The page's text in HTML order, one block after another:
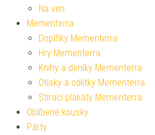
Na ven
Mementerra
Doplňky Mementerra
Hry Mementerra
Knihy a deníky Mementerra
Otisky a odlitky Mementerra
Stírací plakáty Mementerra
Oblíbené kousky
Párty